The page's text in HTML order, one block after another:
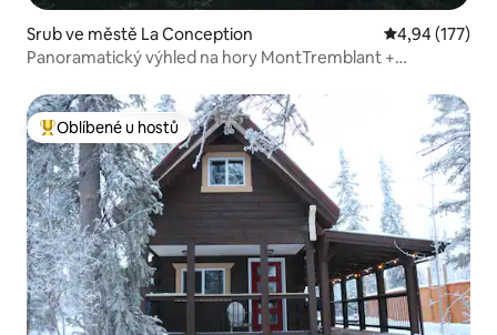
Srub ve městě La Conception Průměrné
4,94 (177)
Panoramatický výhled na hory MontTremblant +
Nejlepší v kategorii Oblíbené u hostů
Oblíbené u hostů